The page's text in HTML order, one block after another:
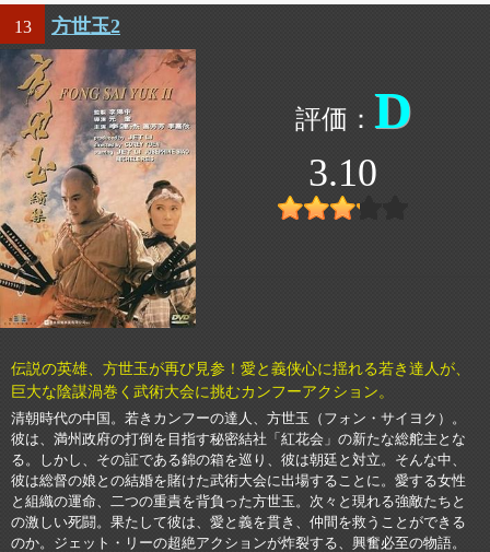
13 方世玉2
D
3.10
伝説の英雄、方世玉が再び見参！愛と義侠心に揺れる若き達人が、
巨大な陰謀渦巻く武術大会に挑むカンフーアクション。
清朝時代の中国。若きカンフーの達人、方世玉（フォン・サイヨク）。
彼は、満州政府の打倒を目指す秘密結社「紅花会」の新たな総舵主とな
る。しかし、その証である錦の箱を巡り、彼は朝廷と対立。そんな中、
彼は総督の娘との結婚を賭けた武術大会に出場することに。愛する女性
と組織の運命、二つの重責を背負った方世玉。次々と現れる強敵たちと
の激しい死闘。果たして彼は、愛と義を貫き、仲間を救うことができる
のか。ジェット・リーの超絶アクションが炸裂する、興奮必至の物語。